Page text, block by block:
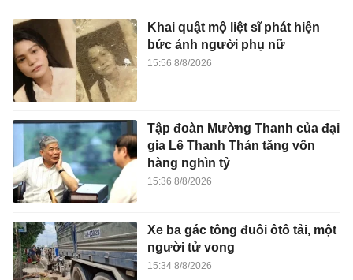
Khai quật mộ liệt sĩ phát hiện
bức ảnh người phụ nữ
15:56 8/8/2026
Tập đoàn Mường Thanh của đại
gia Lê Thanh Thản tăng vốn
hàng nghìn tỷ
15:36 8/8/2026
Xe ba gác tông đuôi ôtô tải, một
người tử vong
15:34 8/8/2026